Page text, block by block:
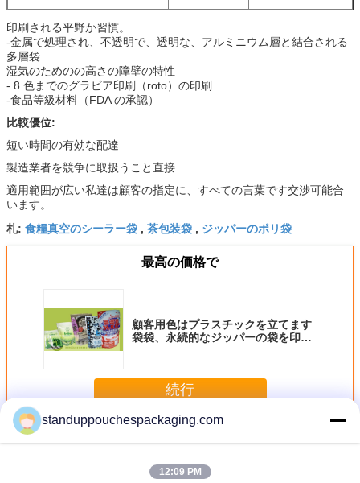
印刷される平野か習慣。
-金属で処理され、不透明で、透明な、アルミニウム層と結合される
多層袋
湿気のためのの高さの障壁の特性
- 8 色までのグラビア印刷（roto）の印刷
-食品等級材料（FDA の承認）
比較優位:
短い時間の有効な配達
製造業者を競争に取扱うこと直接
適用範囲が広い私達は顧客の指定に、すべての言葉です交渉可能合
います。
札: 食糧真空のシーラー袋 , 茶包装袋 , ジッパーのポリ袋
最高の価格で
顧客用色はプラスチックを立てます
袋袋、永続的なジッパーの袋を印刷
続行
多くアルミ ホイルは袋を立てます
standuppouchespackaging.com
12:09 PM